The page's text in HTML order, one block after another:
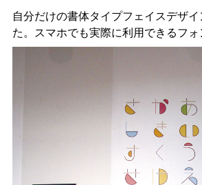
自分だけの書体タイプフェイスデザ
た。スマホでも実際に利用できるフォ